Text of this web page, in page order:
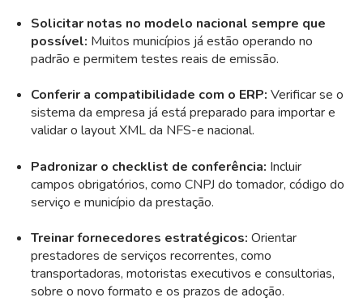
Solicitar notas no modelo nacional sempre que
possível: Muitos municípios já estão operando no
padrão e permitem testes reais de emissão.
Conferir a compatibilidade com o ERP: Verificar se o
sistema da empresa já está preparado para importar e
validar o layout XML da NFS-e nacional.
Padronizar o checklist de conferência: Incluir
campos obrigatórios, como CNPJ do tomador, código do
serviço e município da prestação.
Treinar fornecedores estratégicos: Orientar
prestadores de serviços recorrentes, como
transportadoras, motoristas executivos e consultorias,
sobre o novo formato e os prazos de adoção.